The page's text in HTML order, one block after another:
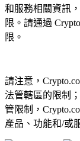
和服務相關資訊
限。請通過
限。
請注意，
法管轄區的限制
管限制，
產品、功能和/或